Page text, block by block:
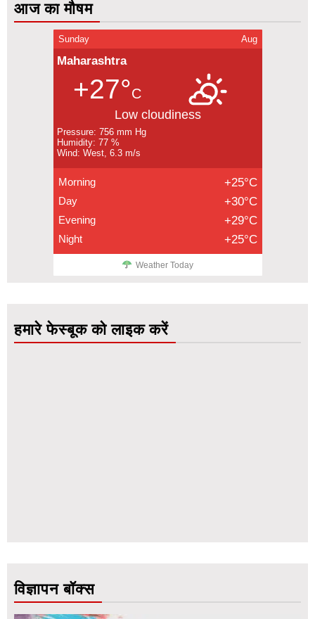
आज का मौषम
Sunday Aug
Maharashtra
+27°C
Low cloudiness
Pressure: 756 mm Hg
Humidity: 77 %
Wind: West, 6.3 m/s
Morning +25°C
Day +30°C
Evening +29°C
Night +25°C
Weather Today
हमारे फेस्बूक को लाइक करें
विज्ञापन बॉक्स